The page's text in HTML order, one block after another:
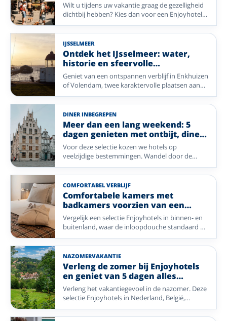
Wilt u tijdens uw vakantie graag de gezelligheid
dichtbij hebben? Kies dan voor een Enjoyhotel
in of nabij het centrum. Van historische pleinen
en sfeervolle winkelstraten tot gezellige
dorpskernen: stap de deur uit en ontdek direct
de charme van uw vakantiebestemming. Geniet
van comfort, gastvrijheid en alle mooie plekken
die op loopafstand liggen.
IJSSELMEER
Ontdek het IJsselmeer: water,
historie en sfeervolle
havenstadjes
Geniet van een ontspannen verblijf in Enkhuizen
of Volendam, twee karaktervolle plaatsen aan
het IJsselmeer en Markermeer. Vanuit uw
Enjoyhotel ontdekt u historische havens,
sfeervolle straatjes en prachtige uitzichten over
het water. Maak een uitstapje naar Marken,
wandel over de dijken of geniet van de rust en
de maritieme sfeer die deze regio zo bijzonder
maken.
DINER INBEGREPEN
Meer dan een lang weekend: 5
dagen genieten met ontbijt, diner
en meer
Voor deze selectie kozen we hotels op
veelzijdige bestemmingen. Wandel door de
uitgestrekte natuur van de Ardennen en Ermelo,
geniet van de rust op Vlieland, ontdek de
historische charme van Enkhuizen en Mechelen,
of waai heerlijk uit aan zee in Blankenberge. Ook
het gezellige Bocholt biedt volop mogelijkheden
voor een ontspannen verblijf. Welke
bestemming u ook kiest, u bent verzekerd van
een compleet verzorgd verblijf waarbij comfort,
gastvrijheid en genieten centraal staan.
COMFORTABEL VERBLIJF
Comfortabele kamers met
badkamers voorzien van een
inloopdouche.
Vergelijk een selectie Enjoyhotels in binnen- en
buitenland, waar de inloopdouche standaard op
de kamer aanwezig is of bij een specifiek
kamertype hoort.
NAZOMERVAKANTIE
Verleng de zomer bij Enjoyhotels
en geniet van 5 dagen alles
inclusief.
Verleng het vakantiegevoel in de nazomer. Deze
selectie Enjoyhotels in Nederland, België,
Duitsland en Frankrijk ligt bij kust, natuur,
wijngaarden en sfeervolle steden.